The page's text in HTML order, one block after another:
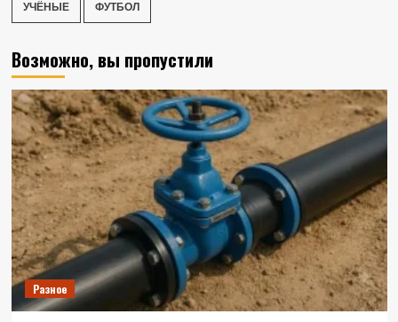
УЧЁНЫЕ ФУТБОЛ
Возможно, вы пропустили
Разное